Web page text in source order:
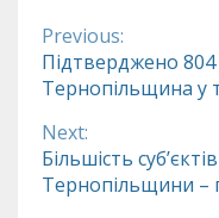
Continue
Reading
Previous:
Підтверджено 804
Тернопільщина у
Next:
Більшість
Тернопільщини –